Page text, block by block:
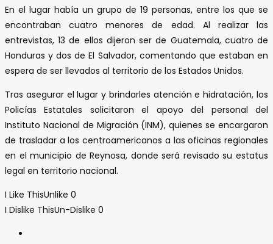
En el lugar había un grupo de 19 personas, entre los que se
encontraban cuatro menores de edad. Al realizar las
entrevistas, 13 de ellos dijeron ser de Guatemala, cuatro de
Honduras y dos de El Salvador, comentando que estaban en
espera de ser llevados al territorio de los Estados Unidos.
Tras asegurar el lugar y brindarles atención e hidratación, los
Policías Estatales solicitaron el apoyo del personal del
Instituto Nacional de Migración (INM), quienes se encargaron
de trasladar a los centroamericanos a las oficinas regionales
en el municipio de Reynosa, donde será revisado su estatus
legal en territorio nacional.
I Like ThisUnlike 0
I Dislike ThisUn-Dislike 0